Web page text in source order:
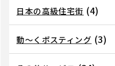
日本の高級住宅街 (4)
動～くポスティング (3)